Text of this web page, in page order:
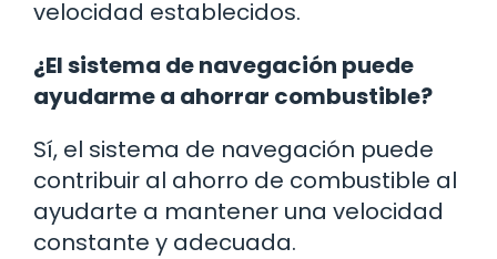
velocidad establecidos.
¿El sistema de navegación puede
ayudarme a ahorrar combustible?
Sí, el sistema de navegación puede
contribuir al ahorro de combustible al
ayudarte a mantener una velocidad
constante y adecuada.